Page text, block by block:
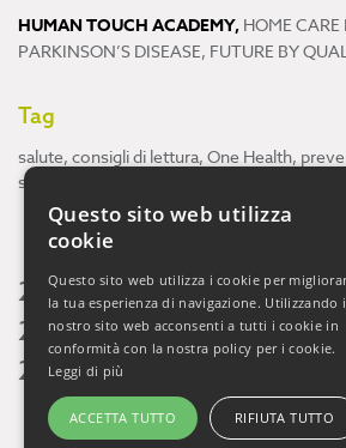
HUMAN TOUCH ACADEMY, HOME CARE
PARKINSON’S DISEASE, FUTURE BY
Tag
salute, consigli di lettura, One Health,
scienza
2026 2025 2024 2023
2020 2019 2018 2017
2014 2013
Questo sito web utilizza
cookie
Questo sito web utilizza i cookie per
la tua esperienza di navigazione. Utilizzando
nostro sito web acconsenti a tutti i cookie in
conformità con la nostra policy per i cookie.
Leggi di più
ACCETTA TUTTO RIFIUTA TUTTO